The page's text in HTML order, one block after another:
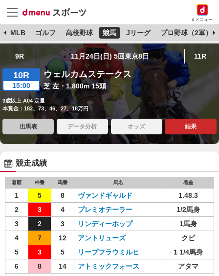
dメニュー
MLB ゴルフ 高校野球 競馬 Jリーグ プロ野球（2軍）
9R 11月24日(日) 5回東京8日 11R
10R
15:00
ウェルカムステークス
芝 左・1,800m 15頭
3歳以上 A04 定量
本賞金：182、73、46、27、18万円
出馬表 データ分析 オッズ 結果
競走成績
着順 枠番 馬番 馬名 着差
1 5 8 ヴァンドギャルド
1.48.3
2
3 4 プレミオテーラー
1/2馬身
3
2 3 リンディーホップ
1馬身
4
7 12 アントリューズ
クビ
5
3 5 リープフラウミルヒ
1 1/4馬身
6
8 14 アトミックフォース
アタマ